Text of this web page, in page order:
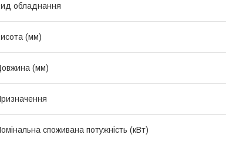
обладнання
(мм)
(мм)
споживана потужність (кВт)